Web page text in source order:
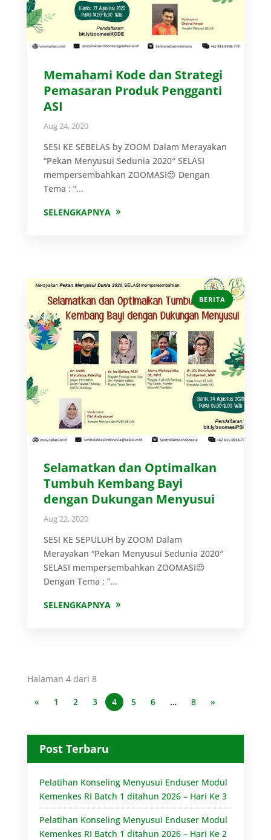
Memahami Kode dan Strategi
Pemasaran Produk Pengganti
ASI
Aug 24, 2020
SESI KE SEBELAS by ZOOM Dalam Merayakan
“Pekan Menyusui Sedunia 2020″ SELASI
mempersembahkan ZOOMASI😍 Dengan
Tema : ”...
SELENGKAPNYA
BERITA
Selamatkan dan Optimalkan
Tumbuh Kembang Bayi
dengan Dukungan Menyusui
Aug 22, 2020
SESI KE SEPULUH by ZOOM Dalam
Merayakan “Pekan Menyusui Sedunia 2020″
SELASI mempersembahkan ZOOMASI😍
Dengan Tema : ”...
SELENGKAPNYA
Halaman 4 dari 8
«
1 2 3 4 5 6 … 8 »
Post Terbaru
Pelatihan Konseling Menyusui Enduser Modul
Kemenkes RI Batch 1 ditahun 2026 – Hari Ke 3
Pelatihan Konseling Menyusui Enduser Modul
Kemenkes RI Batch 1 ditahun 2026 – Hari Ke 2